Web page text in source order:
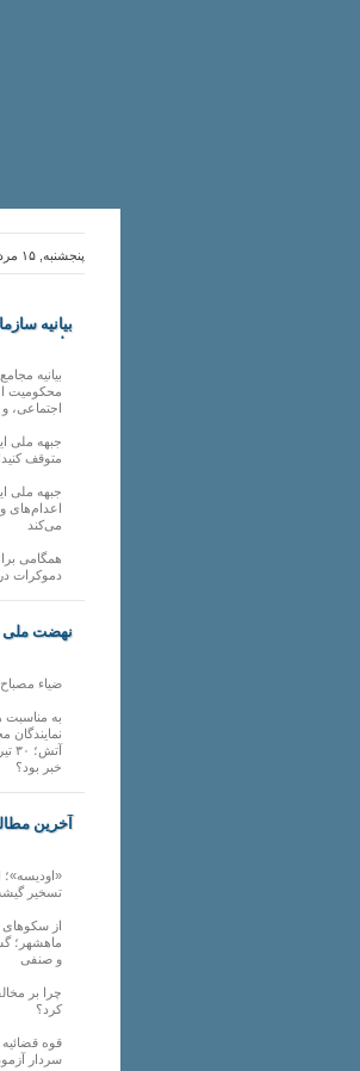
پنجشنبه, ۱۵ مرداد , ۱۴۰۵ |
بیانیه
ملی
بیانیه
محکومیت
اجتماعی،
جبهه ملی
متوقف کنید!
جبهه ملی
اعدام‌های
می‌کند
همگامی
دموکرات
نهضت ملی
ضیاء
به مناسبت
نمایندگان
خبر بود؟
آخرین
تسخیر
از سکوهای
ماهشهر؛
و صنفی
چرا بر
کرد؟
قوه
سردار